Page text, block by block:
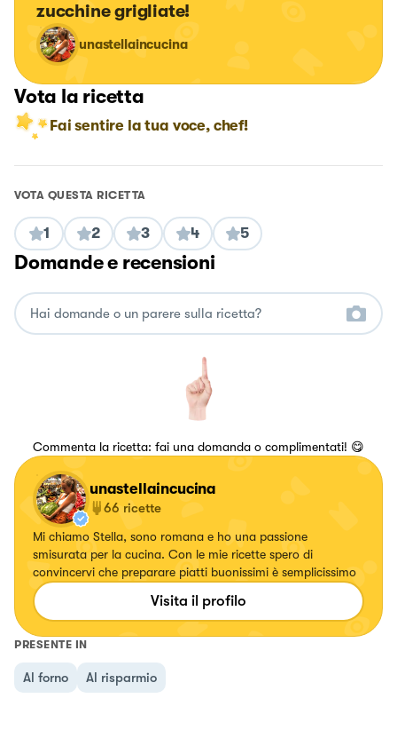
zucchine grigliate!
unastellaincucina
Vota la ricetta
Fai sentire la tua voce, chef!
VOTA QUESTA RICETTA
1 2 3 4 5
Domande e recensioni
Commenta la ricetta: fai una domanda o complimentati! 😋
unastellaincucina
66 ricette
Mi chiamo Stella, sono romana e ho una passione
smisurata per la cucina. Con le mie ricette spero di
convincervi che preparare piatti buonissimi è semplicissimo
Visita il profilo
PRESENTE IN
Al forno Al risparmio